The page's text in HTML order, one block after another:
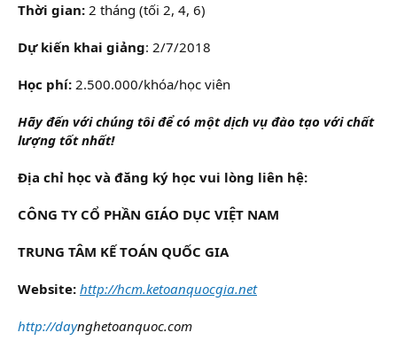
Thời gian: 2 tháng (tối 2, 4, 6)
Dự kiến khai giảng: 2/7/2018
Học phí: 2.500.000/khóa/học viên
Hãy đến với chúng tôi để có một dịch vụ đào tạo với chất
lượng tốt nhất!
Địa chỉ học và đăng ký học vui lòng liên hệ:
CÔNG TY CỔ PHẦN GIÁO DỤC VIỆT NAM
TRUNG TÂM KẾ TOÁN QUỐC GIA
Website: http://hcm.ketoanquocgia.net
http://daynghetoanquoc.com